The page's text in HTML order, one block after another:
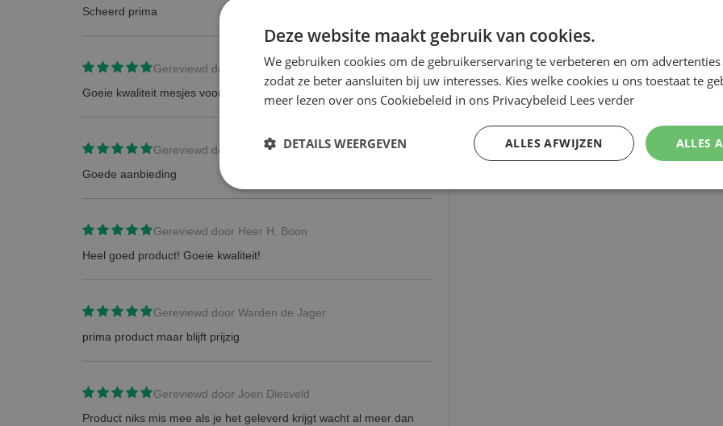
Scheerd prima
Gereviewd door
Theo de Ruyter
Goeie kwaliteit mesjes voor een hele mooie prijs .
Gereviewd door
Goede aanbieding
Gereviewd door Heer H. Boon
Heel goed product! Goeie kwaliteit!
Gereviewd door Warden de Jager
prima product maar blijft prijzig
Gereviewd door Joeri Diesveld
Product niks mis mee als je het geleverd krijgt wacht al meer dan
Deze website maakt gebruik van cookies.
We gebruiken cookies om de gebruikerservaring te verbeteren en om
zodat ze beter aansluiten bij uw interesses. Kies welke cookies u ons toestaat te
meer lezen over ons Cookiebeleid in ons Privacybeleid Lees verder
ALLES
ALLES AFWIJZEN
DETAILS WEERGEVEN